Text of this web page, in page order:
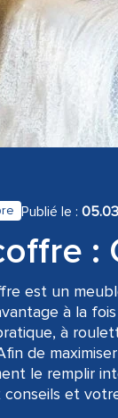
Publié le :
:
est un
à la
à
de
le remplir
conseils et